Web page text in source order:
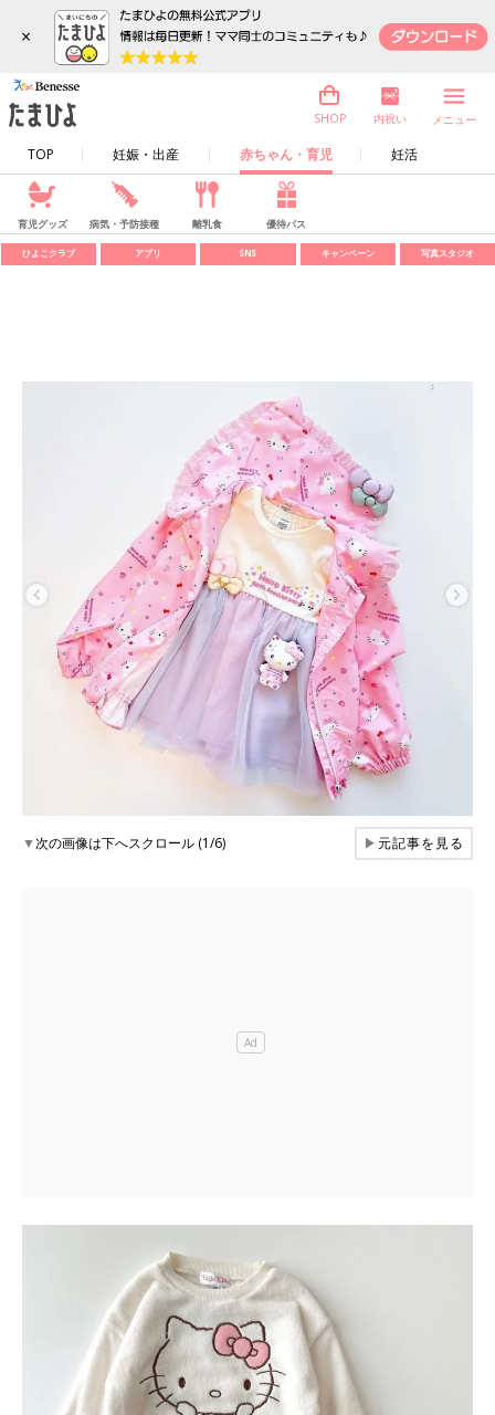
×
TOP 妊娠・出産 赤ちゃん・育児 妊活
SHOP 内祝い メニュー
育児グッズ 病気・予防接種 離乳食 優待パス
ひよこクラブ アプリ SNS キャンペーン 写真スタジオ
▼次の画像は下へスクロール (1/6) ▶元記事を見る